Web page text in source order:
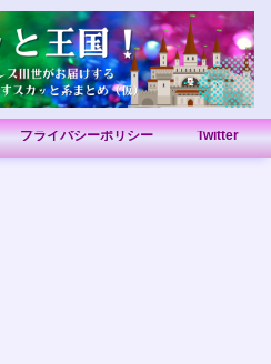
プライバシーポリシー Twitter